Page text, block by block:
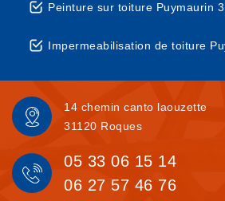
Peinture sur toiture Puymaurin
Impermeabilisation de toiture
14 chemin canto laouzette
31120 Roques
05 33 06 15 14
06 27 57 46 76